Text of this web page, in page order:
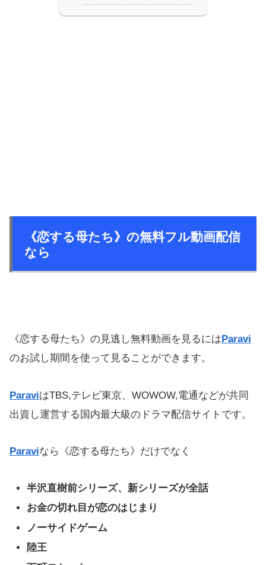
《恋する母たち》の無料フル動画配信
なら
《恋する母たち》の見逃し無料動画を見るには Paravi
のお試し期間を使って見ることができます。
ParaviはTBS,テレビ東京、WOWOW,電通などが共同
出資し運営する国内最大級のドラマ配信サイトです。
Paraviなら《恋する母たち》だけでなく
半沢直樹前シリーズ、新シリーズが全話
お金の切れ目が恋のはじまり
ノーサイドゲーム
陸王